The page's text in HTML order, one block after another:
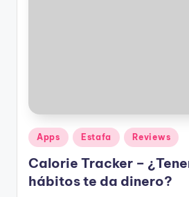
Publicado
en
Apps Estafa Reviews
Calorie Tracker –
hábitos te da dinero?